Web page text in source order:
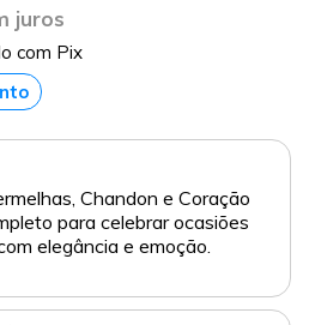
juros
com Pix
Chandon e Coração
para celebrar ocasiões
elegância e emoção.